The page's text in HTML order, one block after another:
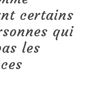
certains
qui
les